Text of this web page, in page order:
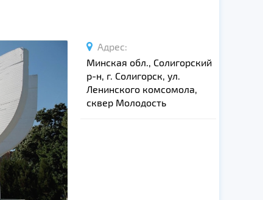
Адрес:
Минская обл., Солигорский
р-н, г. Солигорск, ул.
Ленинского комсомола,
сквер Молодость